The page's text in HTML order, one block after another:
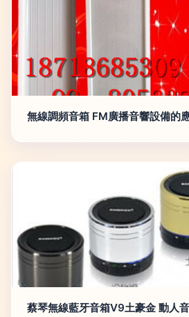
無線調頻音箱 FM廣播音響設備的
蔡琴無線藍牙音箱V9土豪金 動人